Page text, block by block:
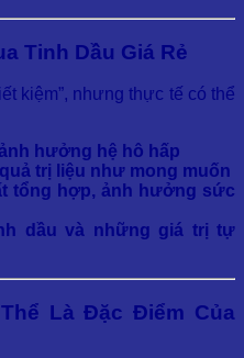
Tinh Dầu Giá Rẻ
kiệm”, nhưng thực tế có thể
hưởng hệ hô hấp
trị liệu như mong muốn
tổng hợp, ảnh hưởng sức
dầu và những giá trị tự
Là Đặc Điểm Của